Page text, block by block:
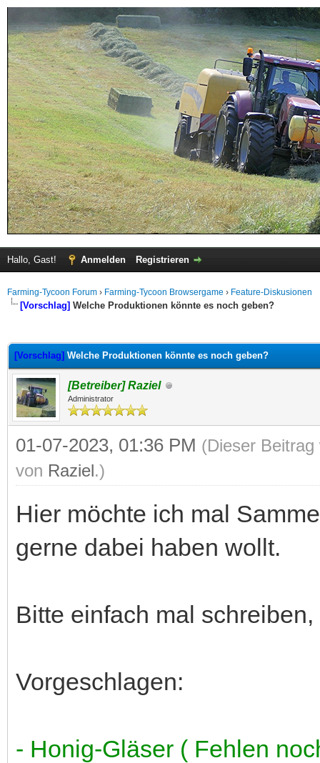
Hallo, Gast! Anmelden Registrieren
Farming-Tycoon Forum › Farming-Tycoon Browsergame › Feature-Diskusionen
[Vorschlag] Welche Produktionen könnte es noch geben?
[Vorschlag] Welche Produktionen könnte es noch geben?
[Betreiber] Raziel
Administrator
01-07-2023, 01:36 PM (Dieser
von Raziel.)
Hier möchte ich mal
gerne dabei haben wollt.
Bitte einfach mal
Vorgeschlagen:
- Honig-Gläser ( Fehlen